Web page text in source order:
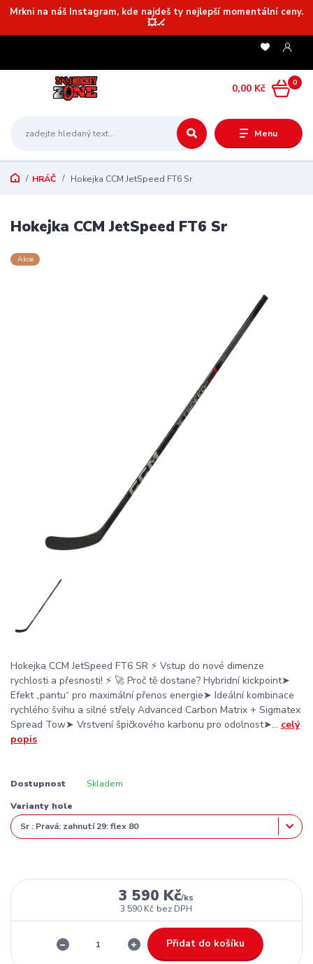
Mrkni na náš Instagram, kde najdeš ty nejlepší momentální ceny.
💥🏒
Menu
0
0,00 Kč
HRÁČ Hokejka CCM JetSpeed FT6 Sr
Hokejka CCM JetSpeed FT6 Sr
Akce
Hokejka CCM JetSpeed FT6 SR ⚡ Vstup do nové dimenze
rychlosti a přesnosti! ⚡ 🚀 Proč tě dostane? Hybridní kickpoint➤
Efekt „pantu“ pro maximální přenos energie➤ Ideální kombinace
rychlého švihu a silné střely Advanced Carbon Matrix + Sigmatex
Spread Tow➤ Vrstvení špičkového karbonu pro odolnost➤... celý
popis
Dostupnost Skladem
Varianty hole
3 590 Kč/ks
3 590 Kč bez DPH
Přidat do košíku